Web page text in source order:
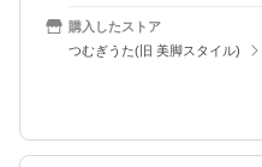
購入したストア
つむぎうた(旧 美脚スタイル)